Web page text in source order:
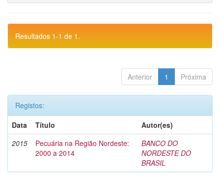
Resultados 1-1 de 1.
Anterior 1 Próxima
Registos:
Data
Título
Autor(es)
2015
Pecuária na Região Nordeste:
2000 a 2014
BANCO DO
NORDESTE DO
BRASIL